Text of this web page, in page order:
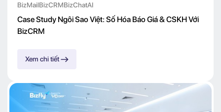
BizMailBizCRMBizChatAI
Case Study Ngôi Sao Việt: Số Hóa Báo Giá & CSKH Với
BizCRM
Xem chi tiết